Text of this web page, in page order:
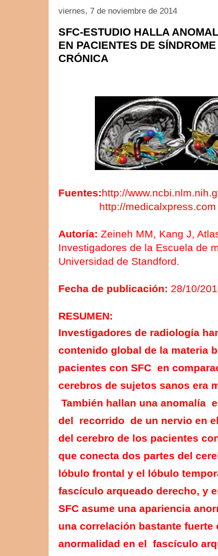
viernes, 7 de noviembre de 2014
SFC-ESTUDIO HALLA
EN PACIENTES DE
CRÓNICA
Fuentes:http://
http://medicalxpress.com
Autoría: Zeineh MM, Kang J,
Investigadores de la Escuela de
Universidad de Standford.
Fecha de publicación: 28/10/
RESUMEN:
Investigadores de radiología
contenido global de la materia
pacientes con SFC en
cerebros de sujetos sanos era
También hallan una anomalía
del
recorrido de un nervio en
del cerebro de los pacientes
que conecta dos partes del
lóbulo frontal y el lóbulo
fascículo arqueado derecho, y
SFC asume una apariencia
una correlación bastante fuerte
anormalidad en el fascículo